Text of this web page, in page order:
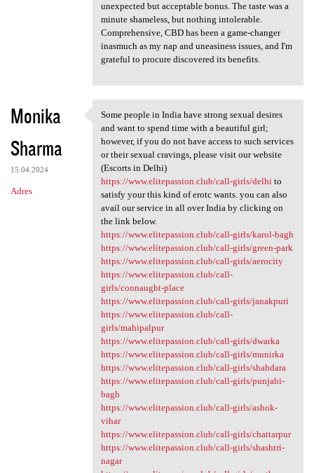
unexpected but acceptable bonus. The taste was a
minute shameless, but nothing intolerable.
Comprehensive, CBD has been a game-changer
inasmuch as my nap and uneasiness issues, and I'm
grateful to procure discovered its benefits.
Monika
Sharma
15.04.2024
Adres
Some people in India have
Some people in India have strong sexual desires
and want to spend time with a beautiful girl;
however, if you do not have access to such services
or their sexual cravings, please visit our website
(Escorts in Delhi)
https://www.elitepassion.club/call-girls/delhi to
satisfy your this kind of erotc wants. you can also
avail our service in all over India by clicking on
the link below.
https://www.elitepassion.club/call-girls/karol-bagh
https://www.elitepassion.club/call-girls/green-park
https://www.elitepassion.club/call-girls/aerocity
https://www.elitepassion.club/call-
girls/connaught-place
https://www.elitepassion.club/call-girls/janakpuri
https://www.elitepassion.club/call-
girls/mahipalpur
https://www.elitepassion.club/call-girls/dwarka
https://www.elitepassion.club/call-girls/munirka
https://www.elitepassion.club/call-girls/shahdara
https://www.elitepassion.club/call-girls/punjabi-
bagh
https://www.elitepassion.club/call-girls/ashok-
vihar
https://www.elitepassion.club/call-girls/chattarpur
https://www.elitepassion.club/call-girls/shashtri-
nagar